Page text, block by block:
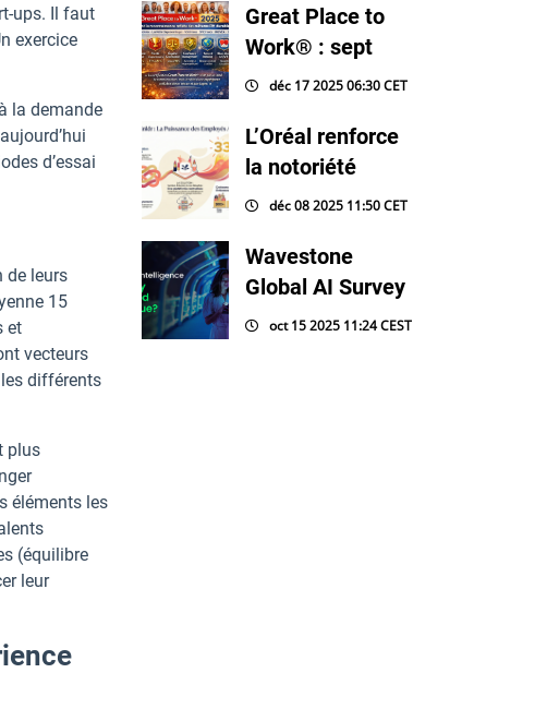
ups. Il faut
exercice
la demande
d’essai
de leurs
15
et
vecteurs
différents
plus
éléments les
(équilibre
leur
Great Place to
Work® : sept
déc 17 2025 06:30 CET
L’Oréal renforce
la notoriété
déc 08 2025 11:50 CET
Wavestone
Global AI Survey
oct 15 2025 11:24 CEST